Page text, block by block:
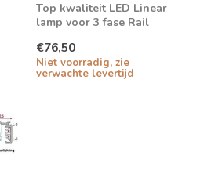
Top kwaliteit LED Linear
lamp voor 3 fase Rail
€76,50
Niet voorradig, zie
verwachte levertijd